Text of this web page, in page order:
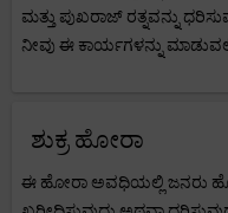
ಮತ್ತು ಪುಖರಾಜ್ ರತ್ನವನ್ನು
ನೀವು ಈ ಕಾರ್ಯಗಳನ್ನು
ಶುಕ್ರ ಹೋರಾ
ಈ ಹೋರಾ ಅವಧಿಯಲ್ಲಿ ಜನರು ಹೊಸ